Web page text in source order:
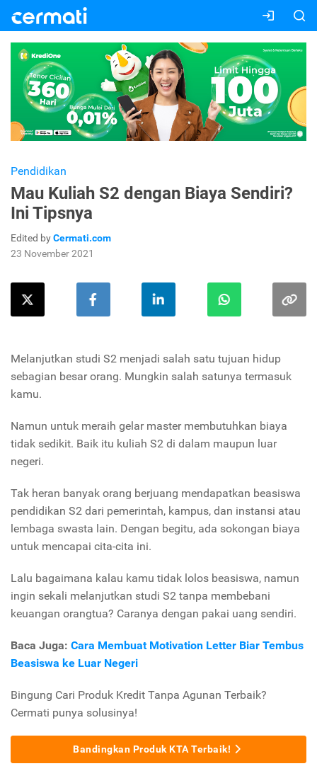
Pendidikan
Mau Kuliah S2 dengan Biaya Sendiri?
Ini Tipsnya
Edited byCermati.com
23 November 2021
Melanjutkan studi S2 menjadi salah satu tujuan hidup
sebagian besar orang. Mungkin salah satunya termasuk
kamu.
Namun untuk meraih gelar master membutuhkan biaya
tidak sedikit. Baik itu kuliah S2 di dalam maupun luar
negeri.
Tak heran banyak orang berjuang mendapatkan beasiswa
pendidikan S2 dari pemerintah, kampus, dan instansi atau
lembaga swasta lain. Dengan begitu, ada sokongan biaya
untuk mencapai cita-cita ini.
Lalu bagaimana kalau kamu tidak lolos beasiswa, namun
ingin sekali melanjutkan studi S2 tanpa membebani
keuangan orangtua? Caranya dengan pakai uang sendiri.
Baca Juga: Cara Membuat Motivation Letter Biar Tembus
Beasiswa ke Luar Negeri
Bingung Cari Produk Kredit Tanpa Agunan Terbaik?
Cermati punya solusinya!
Bandingkan Produk KTA Terbaik!